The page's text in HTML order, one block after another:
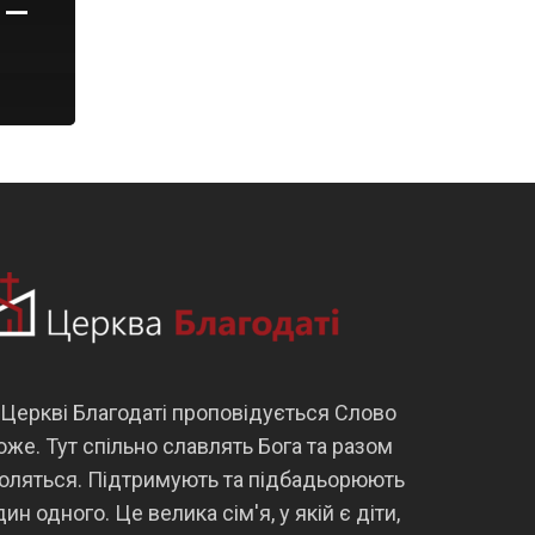
Благодаті проповідується Слово
Тут спільно славлять Бога та разом
Підтримують та підбадьорюють
одного. Це велика сім'я, у якій є діти,